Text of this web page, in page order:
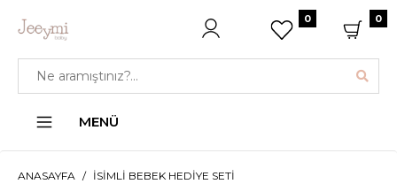
0 0
MENÜ
ANASAYFA
İSIMLI BEBEK HEDIYE SETI